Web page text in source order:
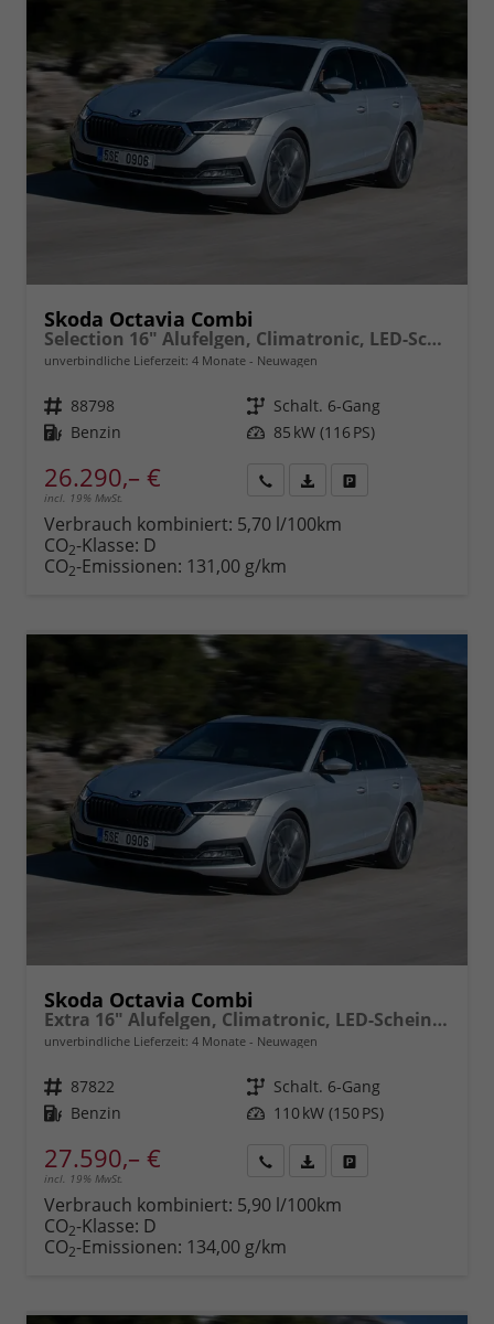
Skoda Octavia Combi
Selection 16" Alufelgen, Climatronic, LED-Scheinwerfer, Parksensoren hinten, Radio 10" + Wireless Smartlink, Tempomat, Multifunktions-Lederlenkrad, Dachreling uvm.
unverbindliche Lieferzeit: 4 Monate Neuwagen
Fahrzeugnr. 88798 Getriebe Schalt. 6-Gang
Kraftstoff Benzin Leistung 85 kW (116 PS)
26.290,– €
incl. 19% MwSt.
anfordern
Datei,
Verbrauch kombiniert: 5,70 l/100km
CO2-Klasse: D
CO2-Emissionen: 131,00 g/km
Skoda Octavia Combi
Extra 16" Alufelgen, Climatronic, LED-Scheinwerfer, Parksensoren hinten, Radio 10" + Wireless Smartlink, Tempomat, Multifunktions-Lederlenkrad, Dachreling uvm.
unverbindliche Lieferzeit: 4 Monate Neuwagen
Fahrzeugnr. 87822 Getriebe Schalt. 6-Gang
Kraftstoff Benzin Leistung 110 kW (150 PS)
27.590,– €
incl. 19% MwSt.
anfordern
Datei,
Verbrauch kombiniert: 5,90 l/100km
CO2-Klasse: D
CO2-Emissionen: 134,00 g/km